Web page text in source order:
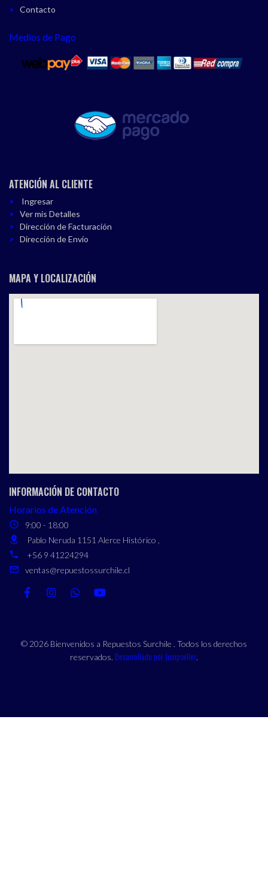
Contacto
Medios de Pago
ATENCIÓN AL CLIENTE
Ingresar
Ver mis Detalles
Dirección de Facturación
Dirección de Envío
MAPA Y LOCALIZACIÓN
INFORMACIÓN DE CONTACTO
Horarios de Atención
9:00 - 18:00
Pablo Neruda 1151 Alerce Histórico ,
+56 9 41224294
ventas@repuestossurchile.cl
© 2026 Bienvenidos a Repuestos Surchile . Todos los derechos
reservados. Desarrollado por Jumpseller.